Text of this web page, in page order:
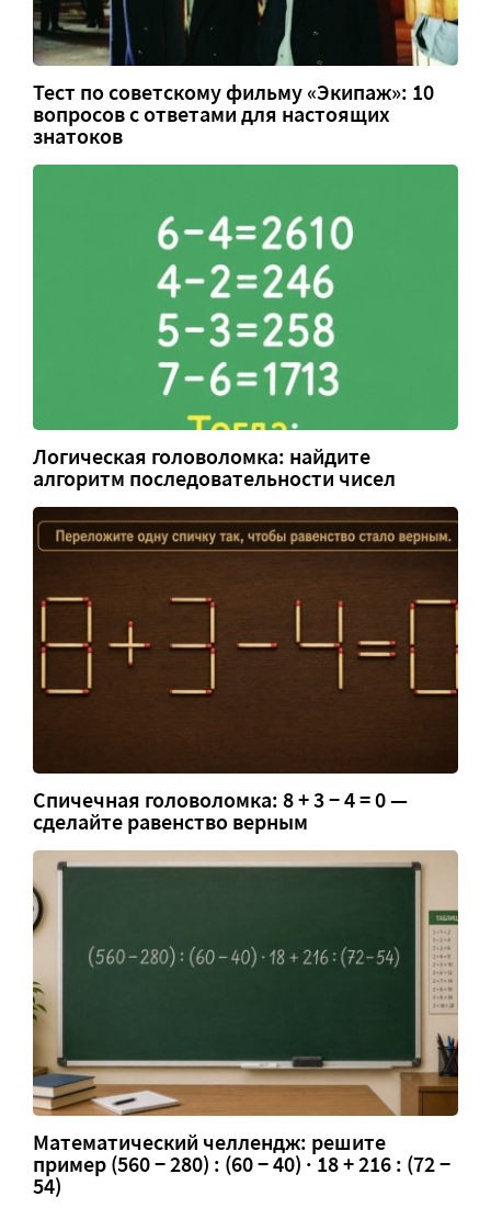
Тест по советскому фильму «Экипаж»: 10
вопросов с ответами для настоящих
знатоков
Логическая головоломка: найдите
алгоритм последовательности чисел
Спичечная головоломка: 8 + 3 − 4 = 0 —
сделайте равенство верным
Математический челлендж: решите
пример (560 − 280) : (60 − 40) · 18 + 216 : (72 −
54)